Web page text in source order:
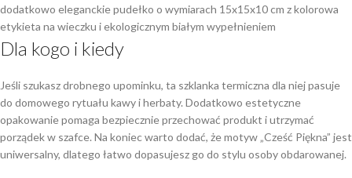
dodatkowo eleganckie pudełko o wymiarach 15x15x10 cm z kolorowa
etykieta na wieczku i ekologicznym białym wypełnieniem
Dla kogo i kiedy
Jeśli szukasz drobnego upominku, ta szklanka termiczna dla niej pasuje
do domowego rytuału kawy i herbaty. Dodatkowo estetyczne
opakowanie pomaga bezpiecznie przechować produkt i utrzymać
porządek w szafce. Na koniec warto dodać, że motyw „Cześć Piękna” jest
uniwersalny, dlatego łatwo dopasujesz go do stylu osoby obdarowanej.